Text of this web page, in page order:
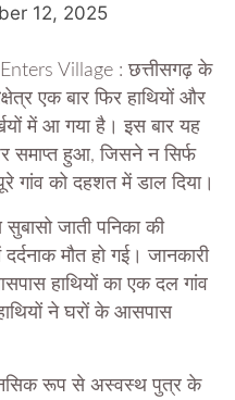
12, 2025
Village : छत्तीसगढ़ के
एक बार फिर हाथियों और
में आ गया है। इस बार यह
समाप्त हुआ, जिसने न सिर्फ
गांव को दहशत में डाल दिया।
सुबासो जाती पनिका की
मौत हो गई। जानकारी
हाथियों का एक दल गांव
ने घरों के आसपास
रूप से अस्वस्थ पुत्र के